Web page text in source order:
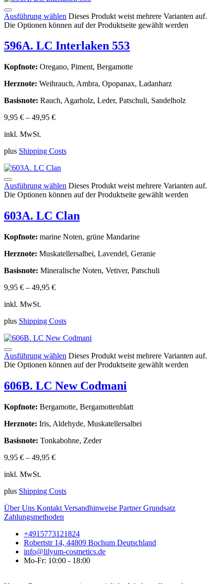
Ausführung wählen Dieses Produkt weist mehrere Varianten auf.
Die Optionen können auf der Produktseite gewählt werden
596A. LC Interlaken 553
Kopfnote: Oregano, Piment, Bergamotte
Herznote: Weihrauch, Ambra, Opopanax, Ladanharz
Basisnote: Rauch, Agarholz, Leder, Patschuli, Sandelholz
9,95 € – 49,95 €
inkl. MwSt.
plus Shipping Costs
Ausführung wählen Dieses Produkt weist mehrere Varianten auf.
Die Optionen können auf der Produktseite gewählt werden
603A. LC Clan
Kopfnote: marine Noten, grüne Mandarine
Herznote: Muskatellersalbei, Lavendel, Geranie
Basisnote: Mineralische Noten, Vetiver, Patschuli
9,95 € – 49,95 €
inkl. MwSt.
plus Shipping Costs
Ausführung wählen Dieses Produkt weist mehrere Varianten auf.
Die Optionen können auf der Produktseite gewählt werden
606B. LC New Codmani
Kopfnote: Bergamotte, Bergamottenblatt
Herznote: Iris, Aldehyde, Muskatellersalbei
Basisnote: Tonkabohne, Zeder
9,95 € – 49,95 €
inkl. MwSt.
plus Shipping Costs
Über Uns Kontakt Versandhinweise PartnerGrundsatz
Zahlungsmethoden
+4915773121824
Robertstr 14, 44809 Bochum Deutschland
info@lilyum-cosmetics.de
Mo-Fr: 10:00 - 18:00